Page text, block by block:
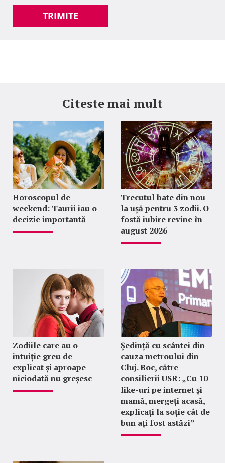
TRIMITE
Citeste mai mult
Horoscopul de
weekend: Taurii iau o
decizie importantă
Trecutul bate din nou
la ușă pentru 3 zodii. O
fostă iubire revine în
august 2026
Zodiile care au o
intuiție greu de
explicat și aproape
niciodată nu greșesc
Ședință cu scântei din
cauza metroului din
Cluj. Boc, către
consilierii USR: „Cu 10
like-uri pe internet și
mamă, mergeți acasă,
explicați la soție cât de
bun ați fost astăzi”